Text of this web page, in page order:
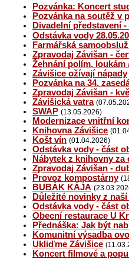
Pozvánka: Koncert
Pozvánka na soutěž v
Divadelní představení
Odstávka vody
Farmářská
Zpravodaj Závišan -
Žehnání polím, loukám
Závišice ožívají nápady
Pozvánka na 34.
Zpravodaj Závišan -
Závišická vatra
SWAP (13.05.2026)
Modernizace vnitřní
Knihovna Závišice
Košt vín (01.04.2026)
Odstávka vody - část
Nábytek z knihovny za
Zpravodaj Závišan -
Provoz kompostárny
BUBÁK KÁJA
Důležité novinky z
Odstávka vody - část
Obecní restaurace U
Přednáška: Jak být
Komunitní výsadba
Ukliďme Závišice
Koncert filmové a